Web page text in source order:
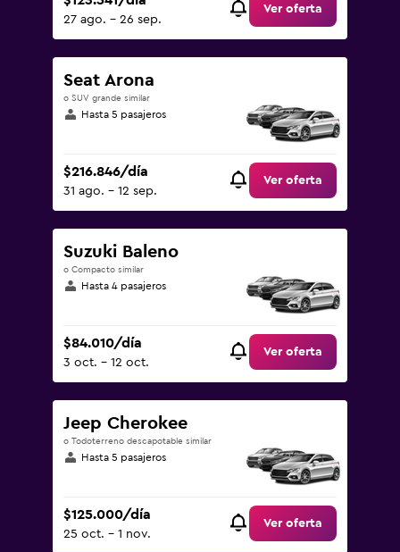
27 ago. - 26 sep.
Ver oferta
Seat Arona
o SUV grande similar
Hasta 5 pasajeros
$216.846/día
31 ago. - 12 sep.
Ver oferta
Suzuki Baleno
o Compacto similar
Hasta 4 pasajeros
$84.010/día
3 oct. - 12 oct.
Ver oferta
Jeep Cherokee
o Todoterreno descapotable similar
Hasta 5 pasajeros
$125.000/día
25 oct. - 1 nov.
Ver oferta